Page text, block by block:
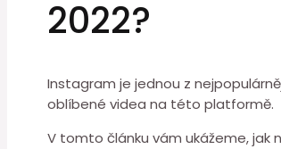
2022?
Instagram je jednou z
oblíbené videa na této platformě.
V tomto článku vám ukážeme, jak